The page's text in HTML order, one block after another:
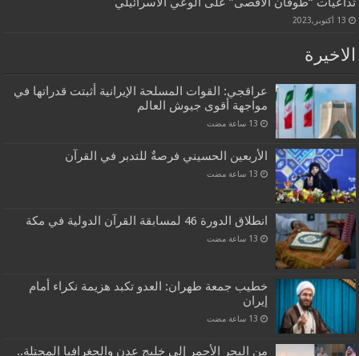
13 أكتوبر,2023
الاخيرة
عراقجي: القوات المسلحة الإيرانية أثبتت قدراتها في
مواجهة أقوى جيوش العالم
الأربعين الحسيني فرصةٌ للتدبر في القرآن
انطلاق الدورة 46 لمسابقة القرآن الدولية في مكة
خطيب جمعة طهران: العدو تكبد هزيمة نكراء أمام
إيران
من البحر الأحمر إلى خليج عدن والجغرافيا المحتلة..